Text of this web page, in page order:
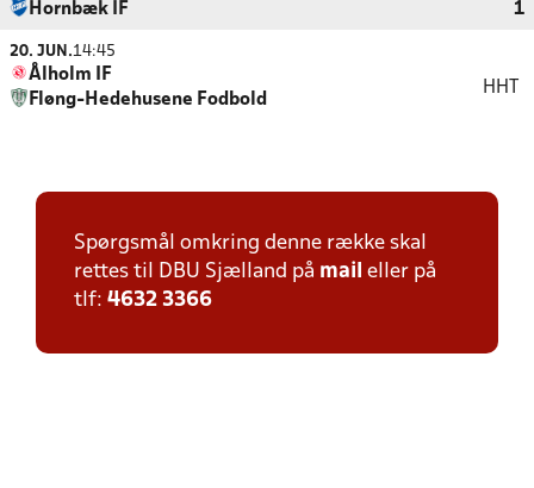
Hornbæk IF
1
20. JUN.14:45
Ålholm IF
Fløng-Hedehusene Fodbold
HHT
Spørgsmål omkring denne række skal
rettes til DBU Sjælland på mail eller på
tlf: 4632 3366